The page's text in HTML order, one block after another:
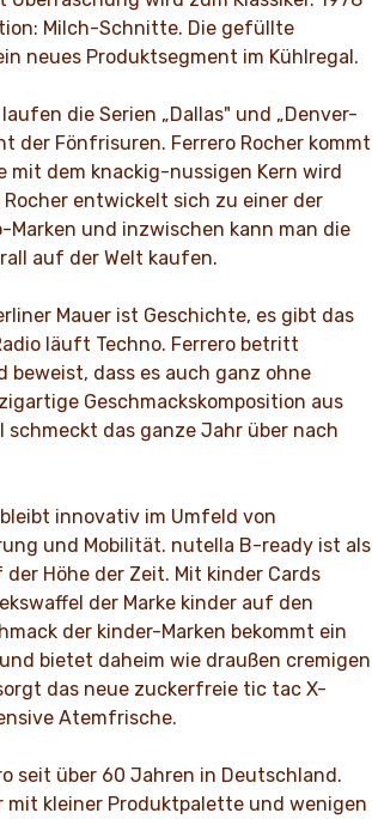
Milch-Schnitte. Die gefüllte
neues Produktsegment im Kühlregal.
die Serien „Dallas" und „Denver-
der Fönfrisuren. Ferrero Rocher kommt
mit dem knackig-nussigen Kern wird
entwickelt sich zu einer der
und inzwischen kann man die
auf der Welt kaufen.
Mauer ist Geschichte, es gibt das
läuft Techno. Ferrero betritt
beweist, dass es auch ganz ohne
Geschmackskomposition aus
schmeckt das ganze Jahr über nach
innovativ im Umfeld von
und Mobilität. nutella B-ready ist als
Höhe der Zeit. Mit kinder Cards
der Marke kinder auf den
der kinder-Marken bekommt ein
bietet daheim wie draußen cremigen
das neue zuckerfreie tic tac X-
Atemfrische.
seit über 60 Jahren in Deutschland.
mit kleiner Produktpalette und wenigen